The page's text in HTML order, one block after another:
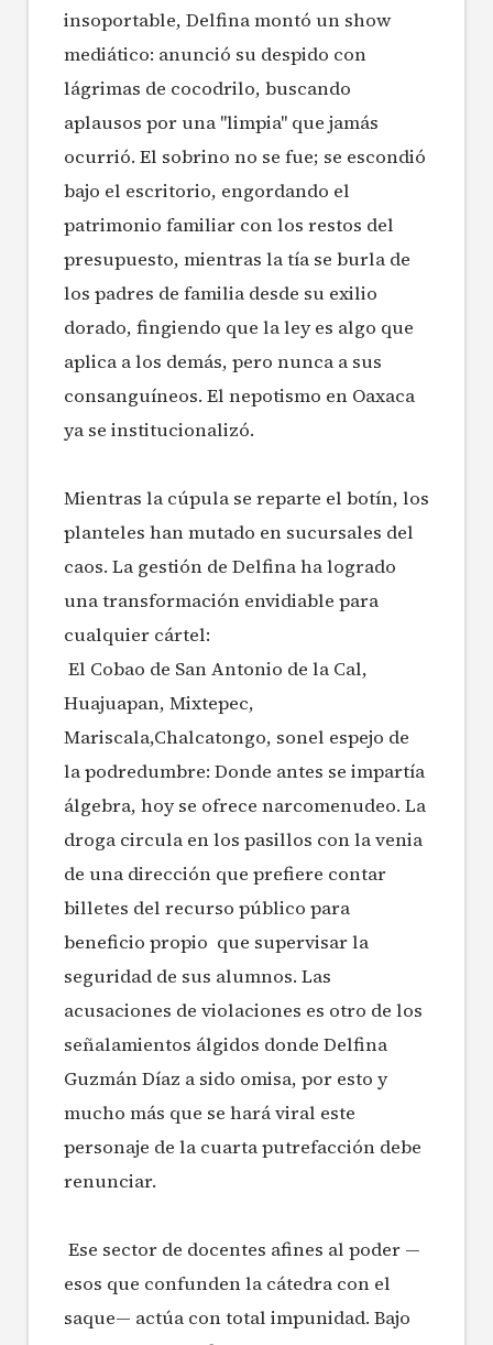
insoportable, Delfina montó un show
mediático: anunció su despido con
lágrimas de cocodrilo, buscando
aplausos por una "limpia" que jamás
ocurrió. El sobrino no se fue; se escondió
bajo el escritorio, engordando el
patrimonio familiar con los restos del
presupuesto, mientras la tía se burla de
los padres de familia desde su exilio
dorado, fingiendo que la ley es algo que
aplica a los demás, pero nunca a sus
consanguíneos. El nepotismo en Oaxaca
ya se institucionalizó.
Mientras la cúpula se reparte el botín, los
planteles han mutado en sucursales del
caos. La gestión de Delfina ha logrado
una transformación envidiable para
cualquier cártel:
El Cobao de San Antonio de la Cal,
Huajuapan, Mixtepec,
Mariscala,Chalcatongo, sonel espejo de
la podredumbre: Donde antes se impartía
álgebra, hoy se ofrece narcomenudeo. La
droga circula en los pasillos con la venia
de una dirección que prefiere contar
billetes del recurso público para
beneficio propio que supervisar la
seguridad de sus alumnos. Las
acusaciones de violaciones es otro de los
señalamientos álgidos donde Delfina
Guzmán Díaz a sido omisa, por esto y
mucho más que se hará viral este
personaje de la cuarta putrefacción debe
renunciar.
Ese sector de docentes afines al poder —
esos que confunden la cátedra con el
saque— actúa con total impunidad. Bajo